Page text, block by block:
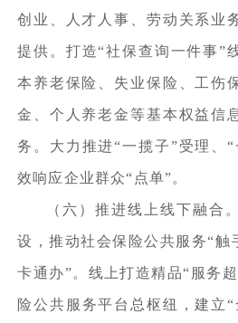
创业、人才人事、劳动关系业
提供。打造“社保查询一件事”
本养老保险、失业保险、工伤
金、个人养老金等基本权益信
务。大力推进“一揽子”受理、
效响应企业群众“点单”。
（六）推进线上线下融合
设，推动社会保险公共服务“触
卡通办”。线上打造精品“服务
险公共服务平台总枢纽，建立“